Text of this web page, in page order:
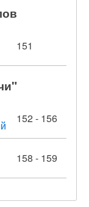
151
152 - 156
158 - 159